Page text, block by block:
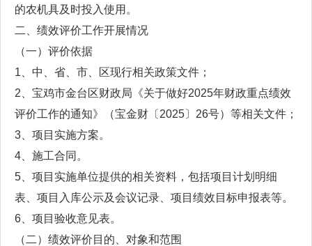
的农机具及时投入使用。
二、绩效评价工作开展情况
（一）评价依据
1、中、省、市、区现行相关政策文件；
2、宝鸡市金台区财政局《关于做好2025年财政重点绩效
评价工作的通知》（宝金财〔2025〕26号）等相关文件；
3、项目实施方案。
4、施工合同。
5、项目实施单位提供的相关资料，包括项目计划明细
表、项目入库公示及会议记录、项目绩效目标申报表等。
6、项目验收意见表。
（二）绩效评价目的、对象和范围